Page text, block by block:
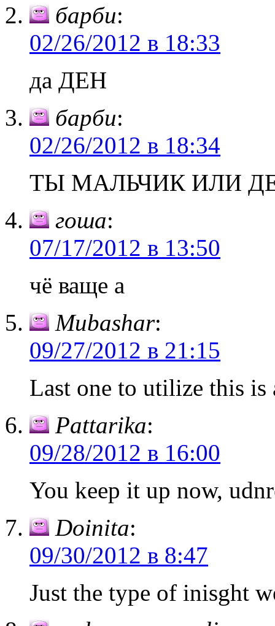
барби:
02/26/2012 в 18:33
да ДЕН
барби:
02/26/2012 в 18:34
ТЫ МАЛЬЧИК ИЛИ
гоша:
07/17/2012 в 13:50
чё ваще а
Mubashar:
09/27/2012 в 21:15
Last one to utilize this is
Pattarika:
09/28/2012 в 16:00
You keep it up now,
Doinita:
09/30/2012 в 8:47
Just the type of inisght